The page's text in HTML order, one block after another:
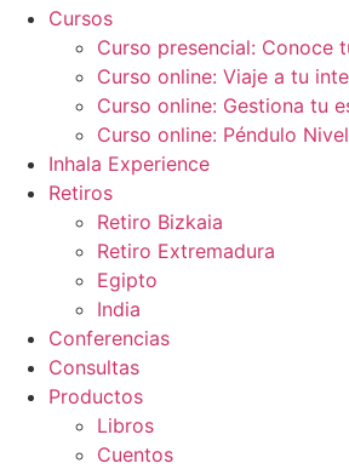
Cursos
Curso presencial: Conoce
Curso online: Viaje a tu
Curso online: Gestiona tu
Curso online: Péndulo
Inhala Experience
Retiros
Retiro Bizkaia
Retiro Extremadura
Egipto
India
Conferencias
Consultas
Productos
Libros
Cuentos